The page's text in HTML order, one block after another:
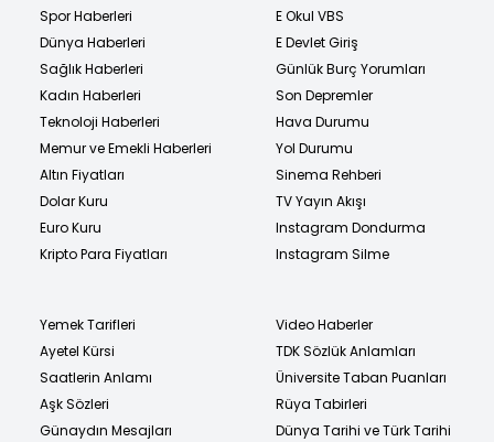
Spor Haberleri
Dünya Haberleri
Sağlık Haberleri
Kadın Haberleri
Teknoloji Haberleri
Memur ve Emekli Haberleri
Altın Fiyatları
Dolar Kuru
Euro Kuru
Kripto Para Fiyatları
E Okul VBS
E Devlet Giriş
Günlük Burç Yorumları
Son Depremler
Hava Durumu
Yol Durumu
Sinema Rehberi
TV Yayın Akışı
Instagram Dondurma
Instagram Silme
Yemek Tarifleri
Ayetel Kürsi
Saatlerin Anlamı
Aşk Sözleri
Günaydın Mesajları
Video Haberler
TDK Sözlük Anlamları
Üniversite Taban Puanları
Rüya Tabirleri
Dünya Tarihi ve Türk Tarihi